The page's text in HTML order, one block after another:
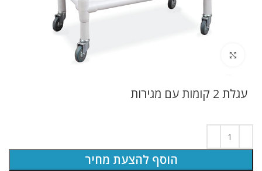
עגלת 2 קומות עם מגירות
הוסף להצעת מחיר